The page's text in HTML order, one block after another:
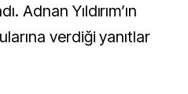
Adnan Yıldırım’ın
verdiği yanıtlar